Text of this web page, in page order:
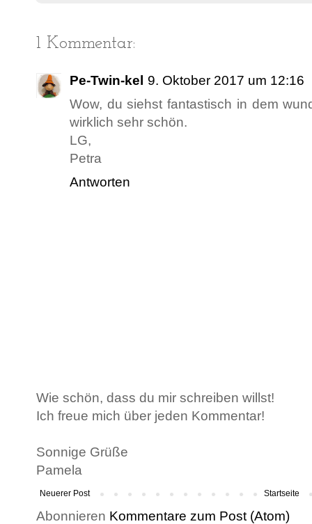
1 Kommentar:
Pe-Twin-kel 9. Oktober 2017 um 12:16
Wow, du siehst fantastisch in dem
wirklich sehr schön.
LG,
Petra
Antworten
Wie schön, dass du mir schreiben willst!
Ich freue mich über jeden Kommentar!
Sonnige Grüße
Pamela
Neuerer Post Startseite
Abonnieren Kommentare zum Post (Atom)